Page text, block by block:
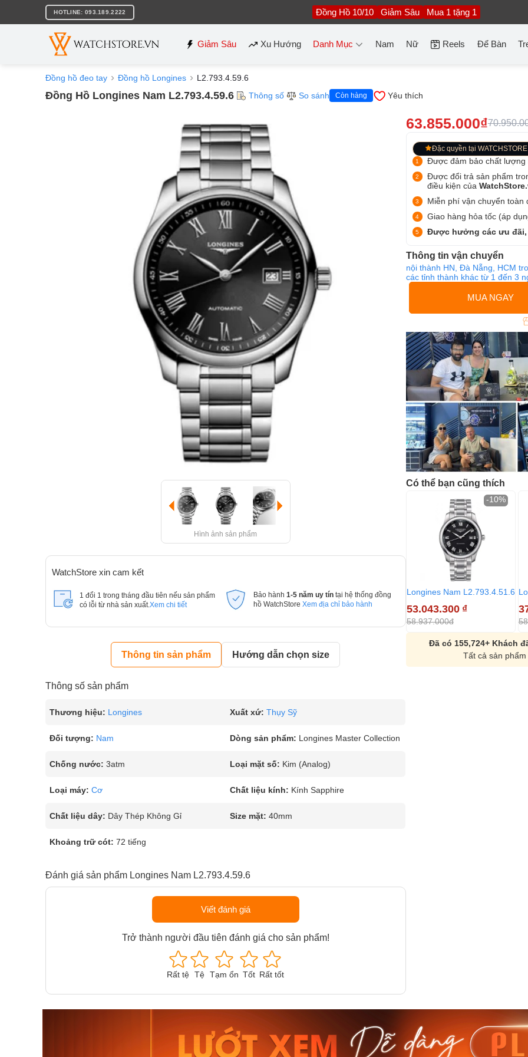
nội
HOTLINE: 093.189.2222 Đồng Hồ 10/10 Giảm Sâu Mua 1 tặng 1
Giảm Sâu Xu Hướng Danh Mục Nam Nữ Reels Để Bàn
Đồng hồ đeo tay Đồng hồ Longines L2.793.4.59.6
Đồng Hồ Longines Nam L2.793.4.59.6 Thông số So sánh Còn hàng Yêu thích
Hình ảnh sản phẩm
WatchStore xin cam kết
1 đổi 1 trong tháng đầu tiên nếu sản phẩm
có lỗi từ nhà sản xuất. Xem chi tiết
Bảo hành 1-5 năm uy tín tại hệ thống đồng
hồ WatchStore Xem địa chỉ bảo hành
Thông tin sản phẩm Hướng dẫn chọn size
Thông số sản phẩm
Thương hiệu: Longines Xuất xứ: Thụy Sỹ
Đối tượng: Nam Dòng sản phẩm: Longines Master Collection
Chống nước: 3atm Loại mặt số: Kim (Analog)
Loại máy: Cơ Chất liệu kính: Kính Sapphire
Chất liệu dây: Dây Thép Không Gỉ Size mặt: 40mm
Khoảng trữ cót: 72 tiếng
Đánh giá sản phẩm Longines Nam L2.793.4.59.6
Viết đánh giá
Trở thành người đầu tiên đánh giá cho sản phẩm!
Rất tệ Tệ Tạm ổn Tốt Rất tốt
63.855.000₫
Đặc quyền tại WATCHSTORE
Được đảm bảo chất lượng
Được đổi trả sản phẩm
điều kiện của
Miễn phí vận chuyển toàn
Giao hàng hỏa tốc (áp
Được hưởng các ưu đãi,
Thông tin vận chuyển
nội thành HN, Đà Nẵng, HCM
các tỉnh thành khác từ 1 đến 3
MUA NGAY
Có thể bạn cũng thích
Longines Nam L2.793.4.51.6
53.043.300 ₫
58.937.000đ
-10%
Đã có 155,724+ Khách
Tất cả sản
Casio Nam MTS-
115D-1AVDF
2.823.000₫
2.399.550₫
Casio Nam MTS-
RS100L-1AVDF
4.276.000₫
3.634.600₫
Casio
230EL-